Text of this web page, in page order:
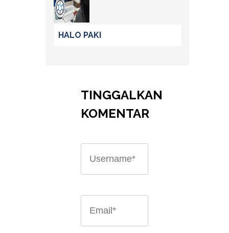
HALO PAKI
TINGGALKAN
KOMENTAR